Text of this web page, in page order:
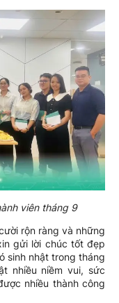
viên tháng 9
rộn ràng và những
gửi lời chúc tốt đẹp
sinh nhật trong tháng
nhiều niềm vui, sức
nhiều thành công